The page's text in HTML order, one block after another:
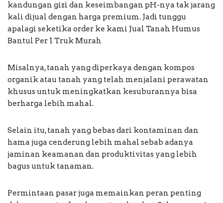
kandungan gizi dan keseimbangan pH-nya tak jarang
kali dijual dengan harga premium. Jadi tunggu
apalagi seketika order ke kami Jual Tanah Humus
Bantul Per 1 Truk Murah
Misalnya, tanah yang diperkaya dengan kompos
organik atau tanah yang telah menjalani perawatan
khusus untuk meningkatkan kesuburannya bisa
berharga lebih mahal.
Selain itu, tanah yang bebas dari kontaminan dan
hama juga cenderung lebih mahal sebab adanya
jaminan keamanan dan produktivitas yang lebih
bagus untuk tanaman.
Permintaan pasar juga memainkan peran penting